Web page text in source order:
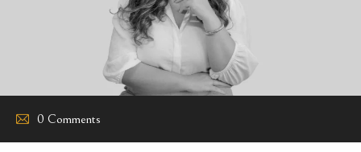
0 Comments